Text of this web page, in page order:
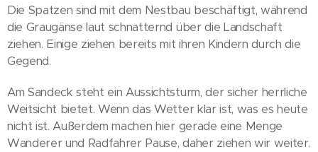
Die Spatzen sind mit dem Nestbau beschäftigt, während
die Graugänse laut schnatternd über die Landschaft
ziehen. Einige ziehen bereits mit ihren Kindern durch die
Gegend.
Am Sandeck steht ein Aussichtsturm, der sicher herrliche
Weitsicht bietet. Wenn das Wetter klar ist, was es heute
nicht ist. Außerdem machen hier gerade eine Menge
Wanderer und Radfahrer Pause, daher ziehen wir weiter.